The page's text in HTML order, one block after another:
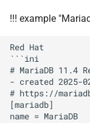
!!! example
Red Hat
```ini
# MariaDB 11.4
- created 2025-
# https://
[mariadb]
name = MariaDB